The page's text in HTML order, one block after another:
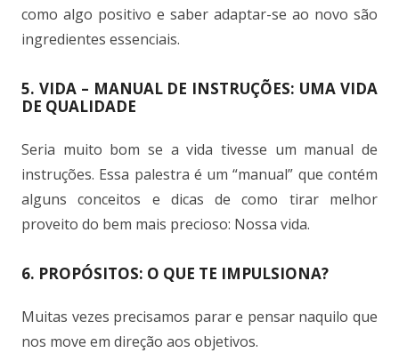
como algo positivo e saber adaptar-se ao novo são
ingredientes essenciais.
5. VIDA – MANUAL DE INSTRUÇÕES: UMA VIDA
DE QUALIDADE
Seria muito bom se a vida tivesse um manual de
instruções. Essa palestra é um “manual” que contém
alguns conceitos e dicas de como tirar melhor
proveito do bem mais precioso: Nossa vida.
6. PROPÓSITOS: O QUE TE IMPULSIONA?
Muitas vezes precisamos parar e pensar naquilo que
nos move em direção aos objetivos.